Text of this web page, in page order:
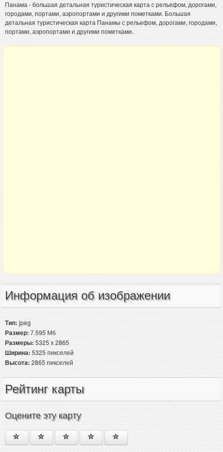
Панама - большая детальная туристическая карта с рельефом, дорогами,
городами, портами, аэропортами и другими пометками. Большая
детальная туристическая карта Панамы с рельефом, дорогами, городами,
портами, аэропортами и другими пометками.
Информация об изображении
Тип:jpeg
Размер:7.595 Мб
Размеры:5325 x 2865
Ширина:5325 пикселей
Высота:2865 пикселей
Рейтинг карты
Оцените эту карту